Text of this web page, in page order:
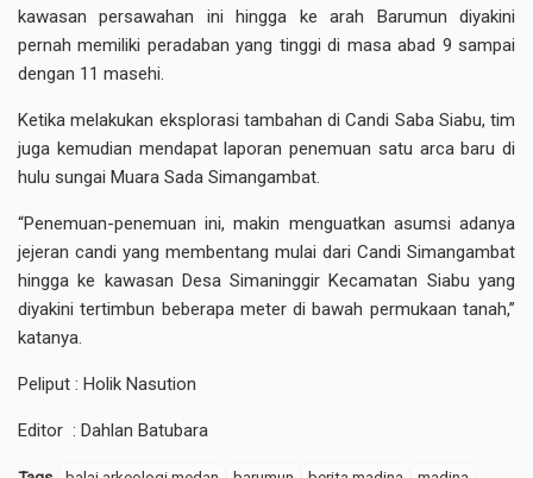
kawasan persawahan ini hingga ke arah Barumun diyakini
pernah memiliki peradaban yang tinggi di masa abad 9 sampai
dengan 11 masehi.
Ketika melakukan eksplorasi tambahan di Candi Saba Siabu, tim
juga kemudian mendapat laporan penemuan satu arca baru di
hulu sungai Muara Sada Simangambat.
“Penemuan-penemuan ini, makin menguatkan asumsi adanya
jejeran candi yang membentang mulai dari Candi Simangambat
hingga ke kawasan Desa Simaninggir Kecamatan Siabu yang
diyakini tertimbun beberapa meter di bawah permukaan tanah,”
katanya.
Peliput : Holik Nasution
Editor : Dahlan Batubara